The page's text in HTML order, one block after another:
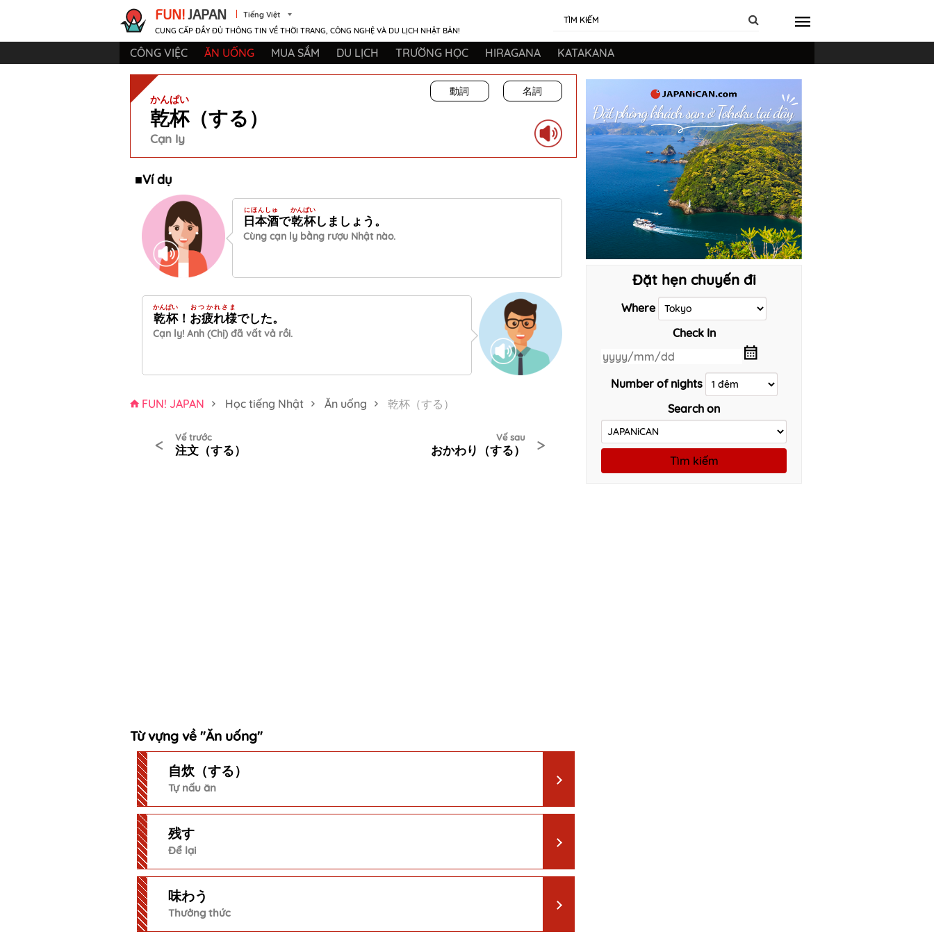
FUN! JAPAN
Tiếng Việt
CUNG CẤP ĐẦY ĐỦ THÔNG TIN VỀ THỜI TRANG, CÔNG NGHỆ VÀ DU LỊCH NHẬT BẢN!
TÌM KIẾM
CÔNG VIỆC ĂN UỐNG MUA SẮM DU LỊCH TRƯỜNG HỌC HIRAGANA KATAKANA
乾杯
かんぱい
（する）
Cạn ly
名詞
動詞
■Ví dụ
日本酒
にほんしゅ
で乾杯
かんぱい
しましょう。
Cùng cạn ly bằng rượu Nhật nào.
乾杯
かんぱい
！ お疲れ様
おつかれさま
でした。
Cạn ly! Anh (Chị) đã vất vả rồi.
FUN! JAPAN Học tiếng Nhật Ăn uống 乾杯（する）
< Vế trước
注文（する）
Vế sau
おかわり（する） >
Từ vựng về "Ăn uống"
自炊（する）
Tự nấu ăn
残す
Để lại
味わう
Thưởng thức
Đặt hẹn chuyến đi
Where
Check In
Number of nights
Search on
Tìm kiếm